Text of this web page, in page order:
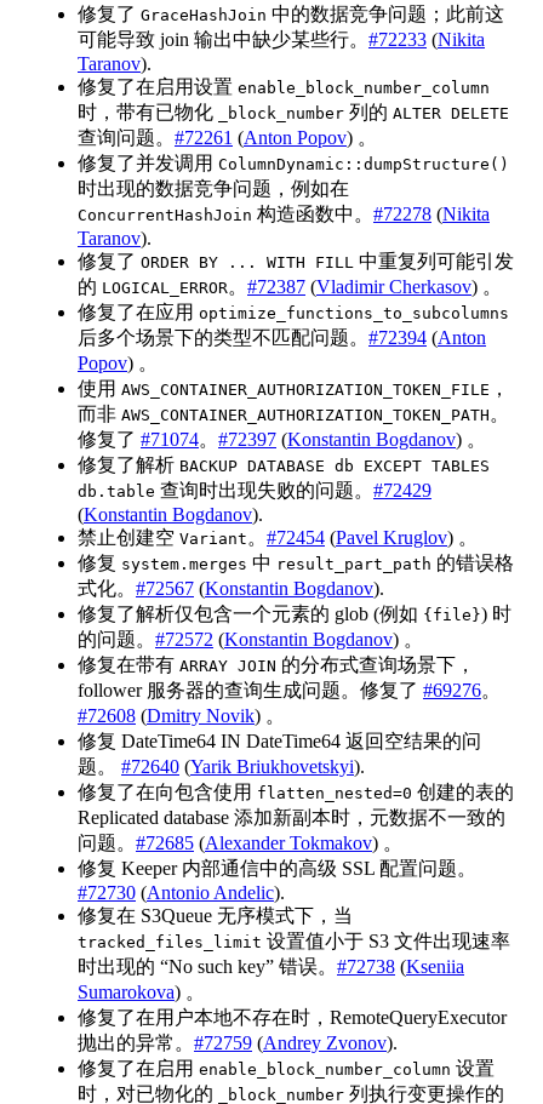
修复了 GraceHashJoin 中的数据竞争问题；此前这
可能导致 join 输出中缺少某些行。 #72233 (Nikita
Taranov).
修复了在启用设置 enable_block_number_column
时，带有已物化 _block_number 列的 ALTER DELETE
查询问题。 #72261 (Anton Popov) 。
修复了并发调用 ColumnDynamic::dumpStructure()
时出现的数据竞争问题，例如在
ConcurrentHashJoin 构造函数中。 #72278 (Nikita
Taranov).
修复了 ORDER BY ... WITH FILL 中重复列可能引发
的 LOGICAL_ERROR。 #72387 (Vladimir Cherkasov) 。
修复了在应用 optimize_functions_to_subcolumns
后多个场景下的类型不匹配问题。 #72394 (Anton
Popov) 。
使用 AWS_CONTAINER_AUTHORIZATION_TOKEN_FILE ，
而非 AWS_CONTAINER_AUTHORIZATION_TOKEN_PATH 。
修复了 #71074。 #72397 (Konstantin Bogdanov) 。
修复了解析 BACKUP DATABASE db EXCEPT TABLES
db.table 查询时出现失败的问题。 #72429
(Konstantin Bogdanov).
禁止创建空 Variant 。 #72454 (Pavel Kruglov) 。
修复 system.merges 中 result_part_path 的错误格
式化。 #72567 (Konstantin Bogdanov).
修复了解析仅包含一个元素的 glob (例如 {file}) 时
的问题。 #72572 (Konstantin Bogdanov) 。
修复在带有 ARRAY JOIN 的分布式查询场景下，
follower 服务器的查询生成问题。修复了 #69276。
#72608 (Dmitry Novik) 。
修复 DateTime64 IN DateTime64 返回空结果的问
题。 #72640 (Yarik Briukhovetskyi).
修复了在向包含使用 flatten_nested=0 创建的表的
Replicated database 添加新副本时，元数据不一致的
问题。 #72685 (Alexander Tokmakov) 。
修复 Keeper 内部通信中的高级 SSL 配置问题。
#72730 (Antonio Andelic).
修复在 S3Queue 无序模式下，当
tracked_files_limit 设置值小于 S3 文件出现速率
时出现的 “No such key” 错误。 #72738 (Kseniia
Sumarokova) 。
修复了在用户本地不存在时，RemoteQueryExecutor
抛出的异常。 #72759 (Andrey Zvonov).
修复了在启用 enable_block_number_column 设置
时，对已物化的
_block_number 列执行变更操作的